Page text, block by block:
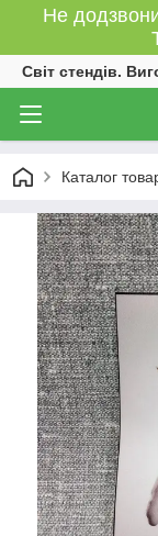
Не
Світ стендів.
Каталог